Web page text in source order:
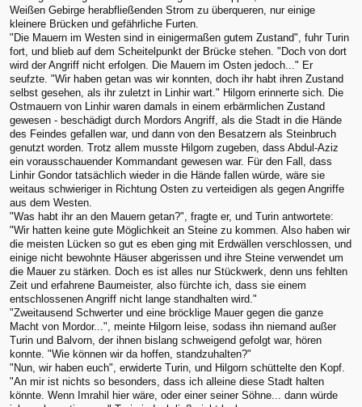
Weißen Gebirge herabfließenden Strom zu überqueren, nur einige
kleinere Brücken und gefährliche Furten.
"Die Mauern im Westen sind in einigermaßen gutem Zustand", fuhr Turin
fort, und blieb auf dem Scheitelpunkt der Brücke stehen. "Doch von dort
wird der Angriff nicht erfolgen. Die Mauern im Osten jedoch..." Er
seufzte. "Wir haben getan was wir konnten, doch ihr habt ihren Zustand
selbst gesehen, als ihr zuletzt in Linhir wart." Hilgorn erinnerte sich. Die
Ostmauern von Linhir waren damals in einem erbärmlichen Zustand
gewesen - beschädigt durch Mordors Angriff, als die Stadt in die Hände
des Feindes gefallen war, und dann von den Besatzern als Steinbruch
genutzt worden. Trotz allem musste Hilgorn zugeben, dass Abdul-Aziz
ein vorausschauender Kommandant gewesen war. Für den Fall, dass
Linhir Gondor tatsächlich wieder in die Hände fallen würde, wäre sie
weitaus schwieriger in Richtung Osten zu verteidigen als gegen Angriffe
aus dem Westen.
"Was habt ihr an den Mauern getan?", fragte er, und Turin antwortete:
"Wir hatten keine gute Möglichkeit an Steine zu kommen. Also haben wir
die meisten Lücken so gut es eben ging mit Erdwällen verschlossen, und
einige nicht bewohnte Häuser abgerissen und ihre Steine verwendet um
die Mauer zu stärken. Doch es ist alles nur Stückwerk, denn uns fehlten
Zeit und erfahrene Baumeister, also fürchte ich, dass sie einem
entschlossenen Angriff nicht lange standhalten wird."
"Zweitausend Schwerter und eine bröcklige Mauer gegen die ganze
Macht von Mordor...", meinte Hilgorn leise, sodass ihn niemand außer
Turin und Balvorn, der ihnen bislang schweigend gefolgt war, hören
konnte. "Wie können wir da hoffen, standzuhalten?"
"Nun, wir haben euch", erwiderte Turin, und Hilgorn schüttelte den Kopf.
"An mir ist nichts so besonders, dass ich alleine diese Stadt halten
könnte. Wenn Imrahil hier wäre, oder einer seiner Söhne... dann würde